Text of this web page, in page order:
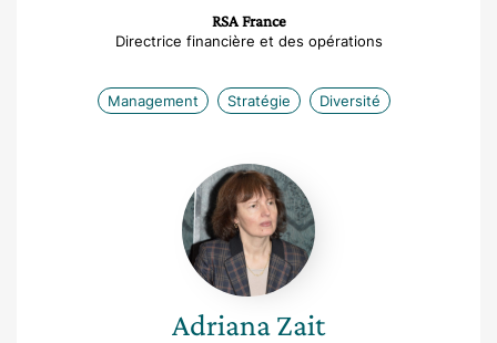
RSA France
Directrice financière et des opérations
Management Stratégie Diversité
Adriana
Zait
AdrianaZait